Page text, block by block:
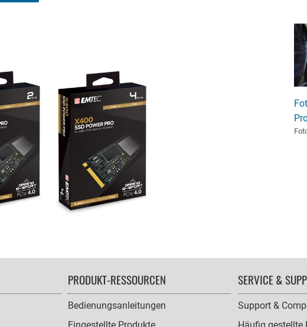
PRODUKT-RESSOURCEN
Bedienungsanleitungen
SERVICE &
Support &